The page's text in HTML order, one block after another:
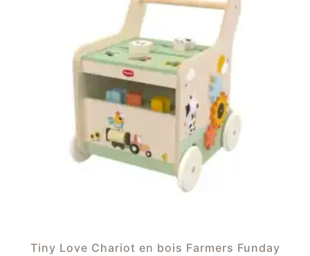
Tiny Love Chariot en bois Farmers Funday